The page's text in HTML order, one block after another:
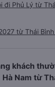
đi Phủ Lý từ
từ Thái Bình
khách
Nam từ